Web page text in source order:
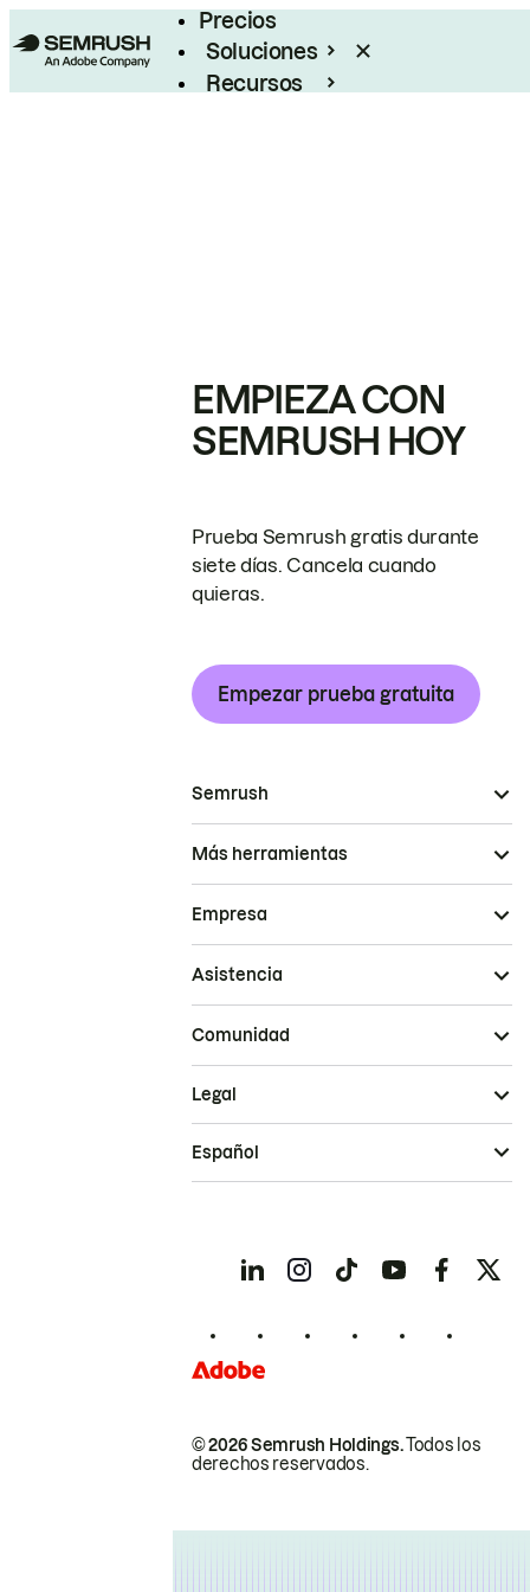
Precios
Soluciones
Recursos
EMPIEZA CON
SEMRUSH HOY
Prueba Semrush gratis durante
siete días. Cancela cuando
quieras.
Empezar prueba gratuita
Semrush
Más herramientas
Empresa
Asistencia
Comunidad
© 2026 Semrush Holdings.Todos los
derechos reservados.
Legal
Español